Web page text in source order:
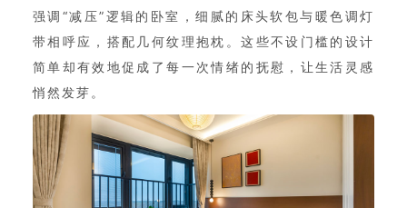
强调“减压”逻辑的卧室，细腻的床头软包与暖色调灯
带相呼应，搭配几何纹理抱枕。这些不设门槛的设计
简单却有效地促成了每一次情绪的抚慰，让生活灵感
悄然发芽。